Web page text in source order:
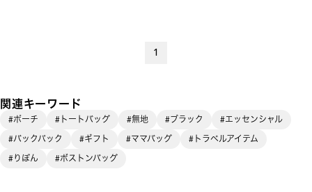
1
関連キーワード
#ポーチ #トートバッグ #無地 #ブラック
#エッセンシャル
#バックパック
#ギフト #ママバッグ
#トラベルアイテム
#りぼん
#ボストンバッグ